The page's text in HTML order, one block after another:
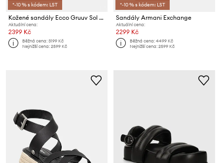
*-10 % s kódem: LST
Kožené sandály Ecco Gruuv Sol W
Aktuální cena:
2399 Kč
Běžná cena:3199 Kč
Nejnižší cena:2599 Kč
*-10 % s kódem: LST
Sandály Armani Exchange
Aktuální cena:
2299 Kč
Běžná cena:4499 Kč
Nejnižší cena:2599 Kč